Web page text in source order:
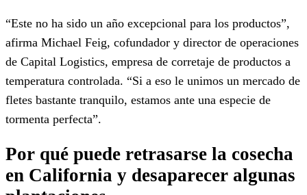
“Este no ha sido un año excepcional para los productos”,
afirma Michael Feig, cofundador y director de operaciones
de Capital Logistics, empresa de corretaje de productos a
temperatura controlada. “Si a eso le unimos un mercado de
fletes bastante tranquilo, estamos ante una especie de
tormenta perfecta”.
Por qué puede retrasarse la cosecha
en California y desaparecer algunas